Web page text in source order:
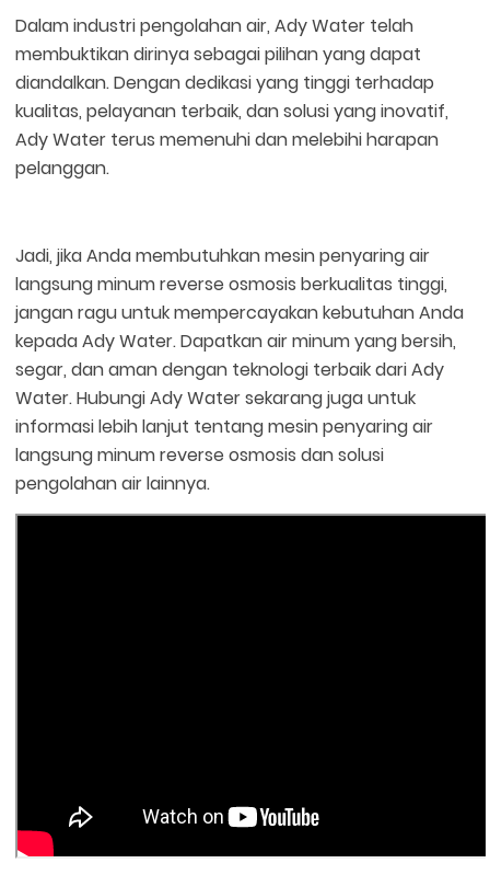
Dalam industri pengolahan air, Ady Water telah
membuktikan dirinya sebagai pilihan yang dapat
diandalkan. Dengan dedikasi yang tinggi terhadap
kualitas, pelayanan terbaik, dan solusi yang inovatif,
Ady Water terus memenuhi dan melebihi harapan
pelanggan.
Jadi, jika Anda membutuhkan mesin penyaring air
langsung minum reverse osmosis berkualitas tinggi,
jangan ragu untuk mempercayakan kebutuhan Anda
kepada Ady Water. Dapatkan air minum yang bersih,
segar, dan aman dengan teknologi terbaik dari Ady
Water. Hubungi Ady Water sekarang juga untuk
informasi lebih lanjut tentang mesin penyaring air
langsung minum reverse osmosis dan solusi
pengolahan air lainnya.